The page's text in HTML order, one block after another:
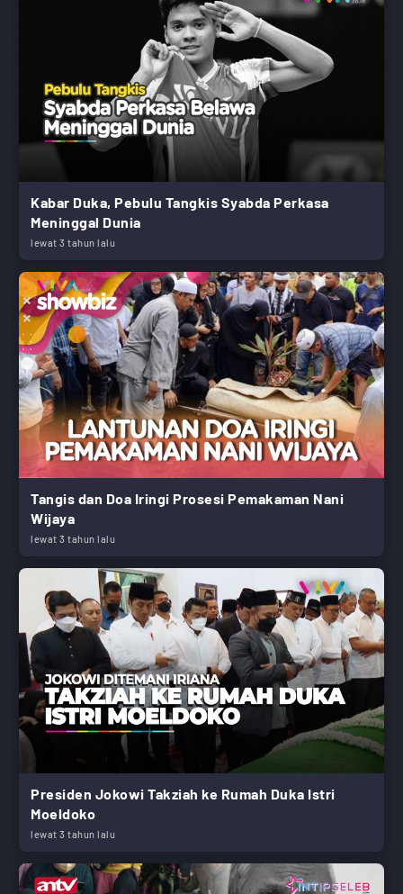
Kabar Duka, Pebulu Tangkis Syabda Perkasa
Meninggal Dunia
lewat 3 tahun lalu
Tangis dan Doa Iringi Prosesi Pemakaman Nani
Wijaya
lewat 3 tahun lalu
Presiden Jokowi Takziah ke Rumah Duka Istri
Moeldoko
lewat 3 tahun lalu